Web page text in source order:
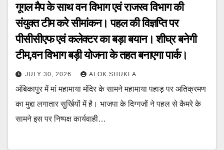
गूगल मैप के साथ वन विभाग एवं राजस्व विभाग की
संयुक्त टीम करे सीमांकन। पहल की विज्ञप्ति पर
पीसीसीएफ एवं कलेक्टर का बड़ा बयान। शीघ्र बनेगी
टीम,वन विभाग बड़ी योजना के तहत बनाएगा पार्क।
JULY 30, 2026 ALOK SHUKLA
अंबिकापुर में मां महामाया मंदिर के सामने महामाया पहाड़ पर अतिक्रमण
का मुद्दा लगातार सुर्खियों में है। भाजपा के दिग्गजों ने पहल से कैमरे के
सामने इस पर निष्पक्ष कार्यवाही…